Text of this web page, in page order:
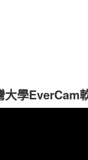
大學EverCam